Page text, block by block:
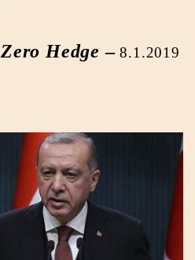
Zero Hedge –8.1.2019